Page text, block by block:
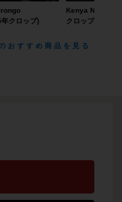
クロップ)
Kenya Nyanja
クロップ)
おすすめ商品を見る